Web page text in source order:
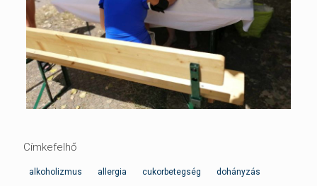
Címkefelhő
alkoholizmus allergia cukorbetegség dohányzás